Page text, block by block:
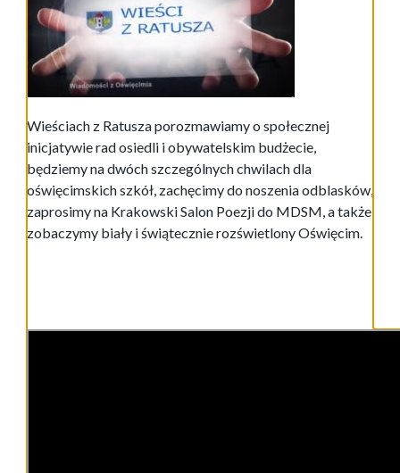
Wieściach z Ratusza porozmawiamy o społecznej
inicjatywie rad osiedli i obywatelskim budżecie,
będziemy na dwóch szczególnych chwilach dla
oświęcimskich szkół, zachęcimy do noszenia odblasków,
zaprosimy na Krakowski Salon Poezji do MDSM, a także
zobaczymy biały i świątecznie rozświetlony Oświęcim.